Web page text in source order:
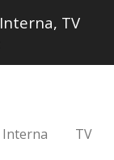
TV
Interna TV